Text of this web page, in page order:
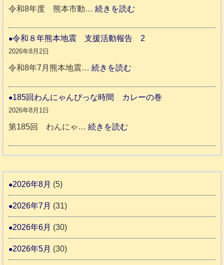
支
報
告
ッ
一
り
支
ま
ま
令和8年度 熊本市動…続きを読む
和
動
進
会
令和８年熊本地震 支援活動報告 2
2026年8月2日
令和8年7月熊本地震…続きを読む
和
185回わんにゃんぴっな時間 カレーの巻
2026年8月1日
第185回 わんにゃ…続きを読む
8
わ
ゃ
2026年8月 (5)
2026年7月 (31)
2026年6月 (30)
2026年5月 (30)